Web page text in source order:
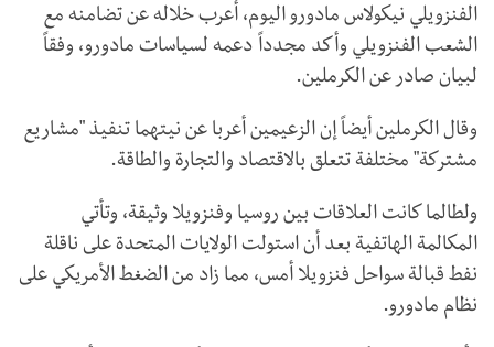
الفنزويلي نيكولاس مادورو اليوم، أعرب خلاله عن تضامنه مع
الشعب الفنزويلي وأكد مجدداً دعمه لسياسات مادورو، وفقاً
لبيان صادر عن الكرملين.
وقال الكرملين أيضاً إن الزعيمين أعربا عن نيتهما تنفيذ "مشاريع
مشتركة" مختلفة تتعلق بالاقتصاد والتجارة والطاقة.
ولطالما كانت العلاقات بين روسيا وفنزويلا وثيقة، وتأتي
المكالمة الهاتفية بعد أن استولت الولايات المتحدة على ناقلة
نفط قبالة سواحل فنزويلا أمس، مما زاد من الضغط الأمريكي على
نظام مادورو.